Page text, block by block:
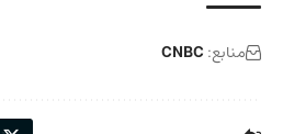
منابع: CNBC